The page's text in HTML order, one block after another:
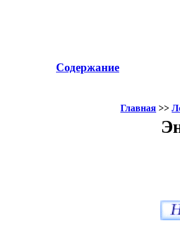
Содержание
Главная >>